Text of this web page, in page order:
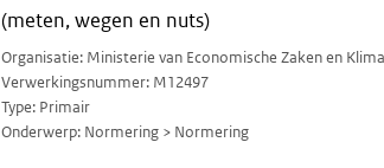
(meten, wegen en nuts)
Organisatie: Ministerie van Economische Zaken en
Verwerkingsnummer: M12497
Type: Primair
Onderwerp: Normering > Normering